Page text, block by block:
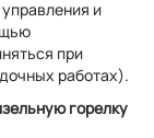
и
при
работах).
горелку